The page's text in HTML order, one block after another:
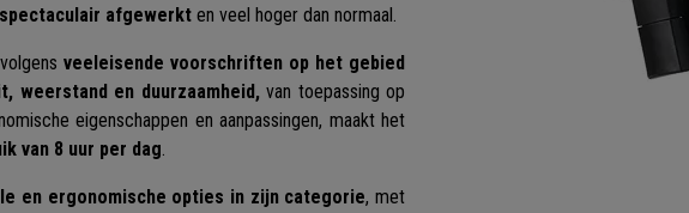
afgewerkt en veel hoger dan normaal.
veeleisende voorschriften op het gebied
weerstand en duurzaamheid,van toepassing op
eigenschappen en aanpassingen, maakt het
van 8 uur per dag.
en ergonomische opties in zijn categorie, met